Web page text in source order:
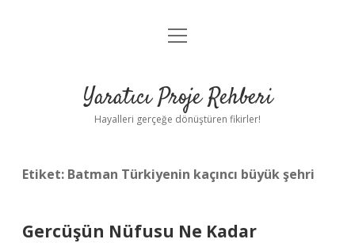
Anasayfa
Yasal Uyarı
menüyü
Yaratıcı Proje Rehberi
Hayalleri gerçeğe dönüştüren fikirler!
Etiket: Batman Türkiyenin kaçıncı büyük şehri
Gercüşün Nüfusu Ne Kadar